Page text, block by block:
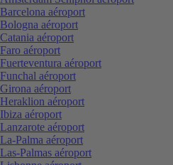
Barcelona aéroport
Bologna aéroport
Catania aéroport
Faro aéroport
Fuerteventura aéroport
Funchal aéroport
Girona aéroport
Heraklion aéroport
Ibiza aéroport
Lanzarote aéroport
La-Palma aéroport
Las-Palmas aéroport